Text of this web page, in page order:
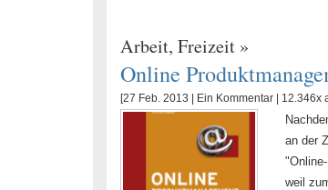
Arbeit, Freizeit »
Online
[27 Feb. 2013 | Ein Kommentar | 12.346x
an der
weil